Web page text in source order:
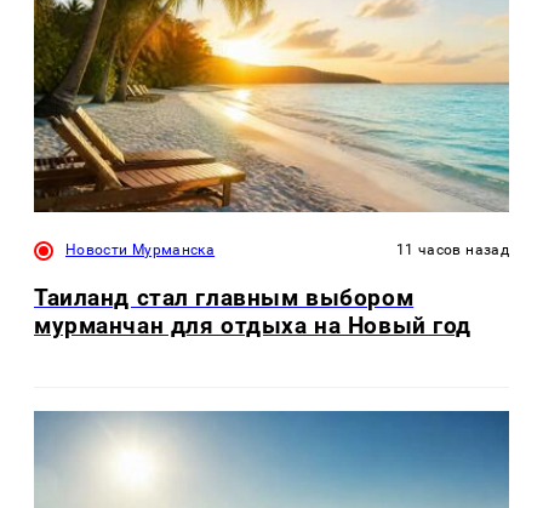
Новости Мурманска 11 часов назад
Таиланд стал главным выбором
мурманчан для отдыха на Новый год